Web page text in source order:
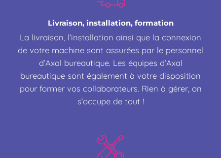
Livraison, installation, formation
La livraison, l’installation ainsi que la connexion
de votre machine sont assurées par le personnel
d’Axal bureautique. Les équipes d’Axal
bureautique sont également à votre disposition
pour former vos collaborateurs. Rien à gérer, on
s’occupe de tout !